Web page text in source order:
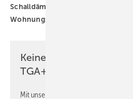
Schalldämpfer
Wohnungslüftung
Keine Zeit? Kein
TGA+E Newsletter!
Mit unserem Newsletter erhalten Sie